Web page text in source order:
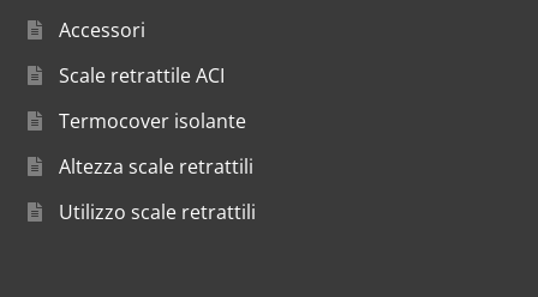
Accessori
Scale retrattile ACI
Termocover isolante
Altezza scale retrattili
Utilizzo scale retrattili